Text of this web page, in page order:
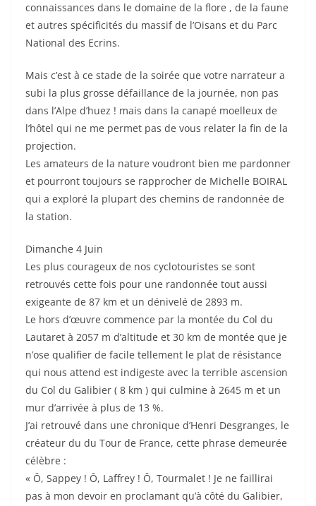
connaissances dans le domaine de la flore , de la faune
et autres spécificités du massif de l’Oisans et du Parc
National des Ecrins.
Mais c’est à ce stade de la soirée que votre narrateur a
subi la plus grosse défaillance de la journée, non pas
dans l’Alpe d’huez ! mais dans la canapé moelleux de
l’hôtel qui ne me permet pas de vous relater la fin de la
projection.
Les amateurs de la nature voudront bien me pardonner
et pourront toujours se rapprocher de Michelle BOIRAL
qui a exploré la plupart des chemins de randonnée de
la station.
Dimanche 4 Juin
Les plus courageux de nos cyclotouristes se sont
retrouvés cette fois pour une randonnée tout aussi
exigeante de 87 km et un dénivelé de 2893 m.
Le hors d’œuvre commence par la montée du Col du
Lautaret à 2057 m d’altitude et 30 km de montée que je
n’ose qualifier de facile tellement le plat de résistance
qui nous attend est indigeste avec la terrible ascension
du Col du Galibier ( 8 km ) qui culmine à 2645 m et un
mur d’arrivée à plus de 13 %.
J’ai retrouvé dans une chronique d’Henri Desgranges, le
créateur du du Tour de France, cette phrase demeurée
célèbre :
« Ô, Sappey ! Ô, Laffrey ! Ô, Tourmalet ! Je ne faillirai
pas à mon devoir en proclamant qu’à côté du Galibier,